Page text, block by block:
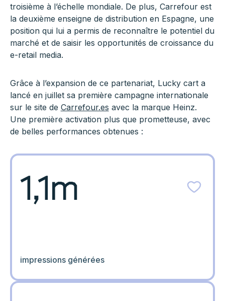
troisième à l’échelle mondiale. De plus, Carrefour est
la deuxième enseigne de distribution en Espagne, une
position qui lui a permis de reconnaître le potentiel du
marché et de saisir les opportunités de croissance du
e-retail media.
Grâce à l’expansion de ce partenariat, Lucky cart a
lancé en juillet sa première campagne internationale
sur le site de Carrefour.es avec la marque Heinz.
Une première activation plus que prometteuse, avec
de belles performances obtenues :
1,1m
impressions générées